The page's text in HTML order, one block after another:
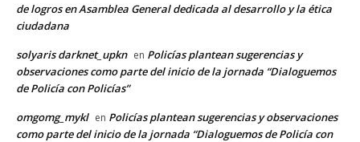
de logros en Asamblea General dedicada al desarrollo y la ética
ciudadana
solyaris darknet_upkn en Policías plantean sugerencias y
observaciones como parte del inicio de la jornada “Dialoguemos
de Policía con Policías”
omgomg_mykl en Policías plantean sugerencias y observaciones
como parte del inicio de la jornada “Dialoguemos de Policía con